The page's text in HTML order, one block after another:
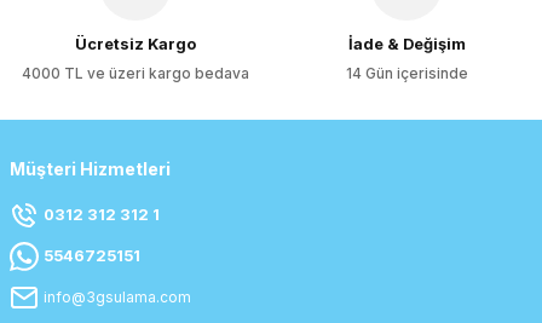
Ücretsiz Kargo
4000 TL ve üzeri kargo bedava
İade & Değişim
14 Gün içerisinde
Müşteri Hizmetleri
0312 312 312 1
5546725151
info@3gsulama.com